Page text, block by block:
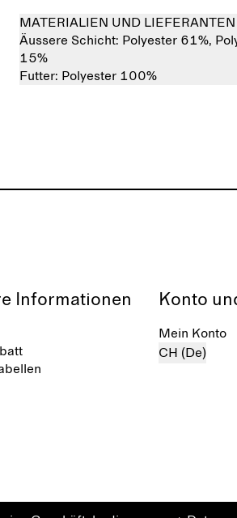
MATERIALIEN UND LIEFERANTEN
Äussere Schicht: Polyester 61%,
15%
Futter: Polyester 100%
Informationen Konto
Mein Konto
CH (De)